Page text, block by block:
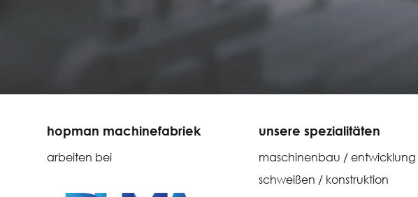
hopman machinefabriek
arbeiten bei
unsere spezialitäten
maschinenbau / entwicklung
schweißen / konstruktion